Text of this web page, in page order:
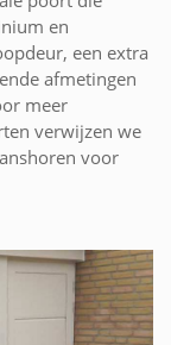
en
een extra
afmetingen
meer
verwijzen we
voor